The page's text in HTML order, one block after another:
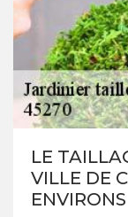
LE
VILLE DE
ENVIRONS